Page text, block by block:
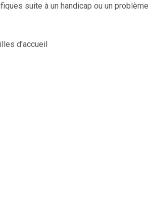
suite à un handicap ou un
d'accueil